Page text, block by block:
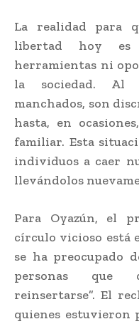
La realidad para
libertad hoy
herramientas ni
la sociedad. Al
manchados, son
hasta, en
familiar. Esta
individuos a caer
llevándolos
Para Oyazún, el
círculo vicioso está
se ha preocupado
personas que
reinsertarse”. El
quienes estuvieron